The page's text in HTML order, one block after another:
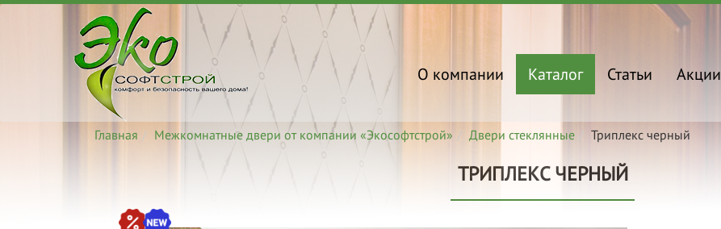
О компании Каталог Статьи Акции
Главная Межкомнатные двери от компании «Экософтстрой» Двери стеклянные Триплекс черный
ТРИПЛЕКС ЧЕРНЫЙ